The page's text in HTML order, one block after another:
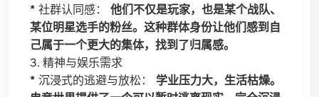
* 社群认同感：
他们不仅是玩家，也是某个战队、
某位明星选手的粉丝。这种群体身份让他们感到自
己属于一个更大的集体，找到了归属感。
3. 精神与娱乐需求
* 沉浸式的逃避与放松：
学业压力大，生活枯燥。